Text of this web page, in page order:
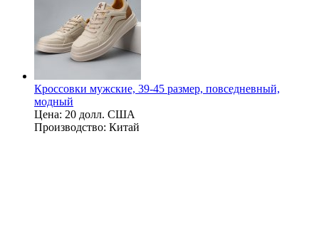
Кроссовки мужские, 39-45 размер, повседневный,
модный
Цена: 20 долл. США
Производство: Китай